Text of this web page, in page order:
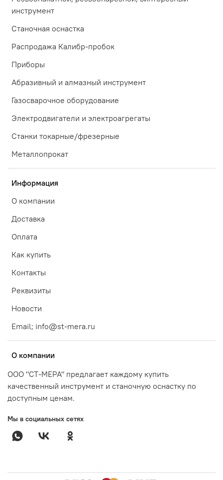
инструмент
Станочная оснастка
Распродажа Калибр-пробок
Приборы
Абразивный и алмазный инструмент
Газосварочное оборудование
Электродвигатели и электроагрегаты
Станки токарные/фрезерные
Металлопрокат
Информация
О компании
Доставка
Оплата
Как купить
Контакты
Реквизиты
Новости
Email; info@st-mera.ru
О компании
ООО "СТ-МЕРА" предлагает каждому купить
качественный инструмент и станочную оснастку по
доступным ценам.
Мы в социальных сетях